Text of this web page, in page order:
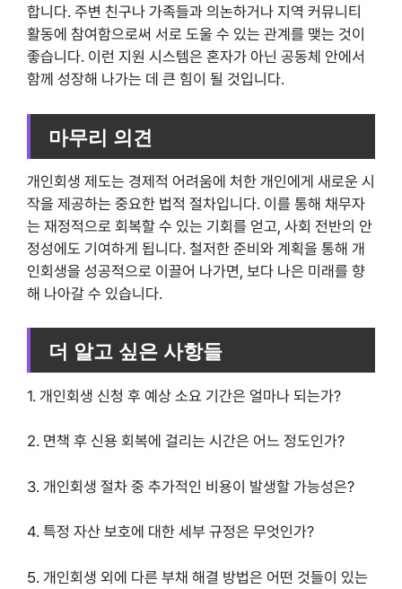
합니다. 주변 친구나 가족들과 의논하거나 지역 커뮤니티
활동에 참여함으로써 서로 도울 수 있는 관계를 맺는 것이
좋습니다. 이런 지원 시스템은 혼자가 아닌 공동체 안에서
함께 성장해 나가는 데 큰 힘이 될 것입니다.
마무리 의견
개인회생 제도는 경제적 어려움에 처한 개인에게 새로운 시
작을 제공하는 중요한 법적 절차입니다. 이를 통해 채무자
는 재정적으로 회복할 수 있는 기회를 얻고, 사회 전반의 안
정성에도 기여하게 됩니다. 철저한 준비와 계획을 통해 개
인회생을 성공적으로 이끌어 나가면, 보다 나은 미래를 향
해 나아갈 수 있습니다.
더 알고 싶은 사항들
1. 개인회생 신청 후 예상 소요 기간은 얼마나 되는가?
2. 면책 후 신용 회복에 걸리는 시간은 어느 정도인가?
3. 개인회생 절차 중 추가적인 비용이 발생할 가능성은?
4. 특정 자산 보호에 대한 세부 규정은 무엇인가?
5. 개인회생 외에 다른 부채 해결 방법은 어떤 것들이 있는